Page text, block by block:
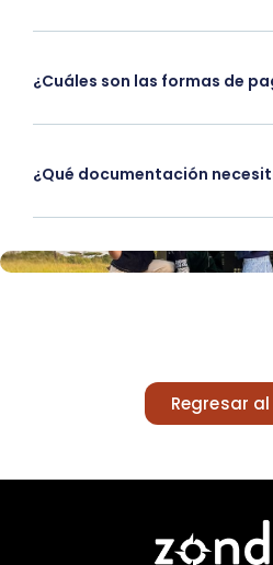
¿Cuáles son las formas de
¿Qué documentación
Regresar